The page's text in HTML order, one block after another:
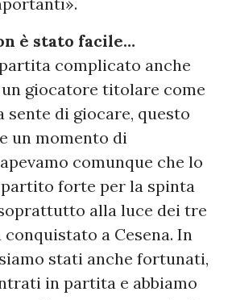
è stato facile…
complicato anche
giocatore titolare come
sente di giocare, questo
un momento di
comunque che lo
partito forte per la spinta
alla luce dei tre
a Cesena. In
stati anche fortunati,
in partita e abbiamo